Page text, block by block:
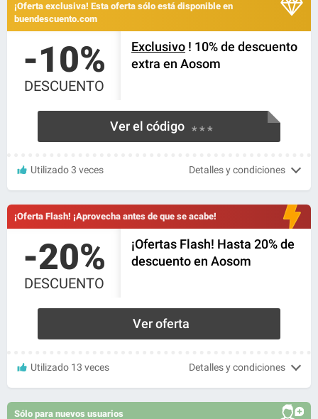
¡Oferta exclusiva! Esta oferta sólo está disponible en
buendescuento.com
-10%
DESCUENTO
Exclusivo ! 10% de descuento
extra en Aosom
Ver el código * * *
Utilizado 3 veces Detalles y condiciones
¡Oferta Flash! ¡Aprovecha antes de que se acabe!
-20%
DESCUENTO
¡Ofertas Flash! Hasta 20% de
descuento en Aosom
Ver oferta
Utilizado 13 veces Detalles y condiciones
Sólo para nuevos usuarios